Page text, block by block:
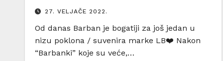
27. VELJAČE 2022.
Od danas Barban je bogatiji za još jedan u
nizu poklona / suvenira marke LB❤️ Nakon
“Barbanki” koje su veće,…